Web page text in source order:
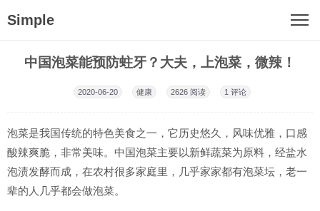
Simple
中国泡菜能预防蛀牙？大夫，上泡菜，微辣！
2020-06-20 健康 2626阅读 1 评论
泡菜是我国传统的特色美食之一，它历史悠久，风味优雅，口感
酸辣爽脆，非常美味。中国泡菜主要以新鲜蔬菜为原料，经盐水
泡渍发酵而成，在农村很多家庭里，几乎家家都有泡菜坛，老一
辈的人几乎都会做泡菜。